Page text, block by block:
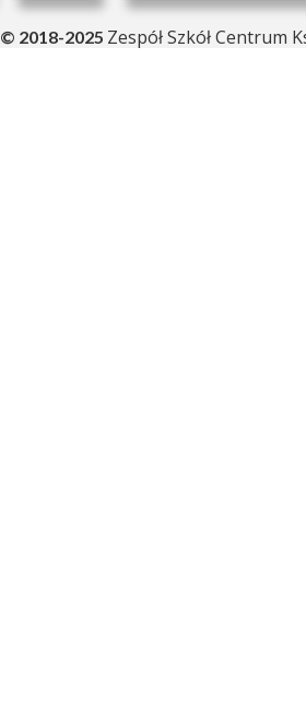
© 2018-2025 Zespół Szkół Centrum